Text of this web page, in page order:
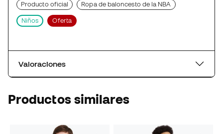
Producto oficial Ropa de baloncesto de la NBA
Niños Oferta
Valoraciones
Productos similares